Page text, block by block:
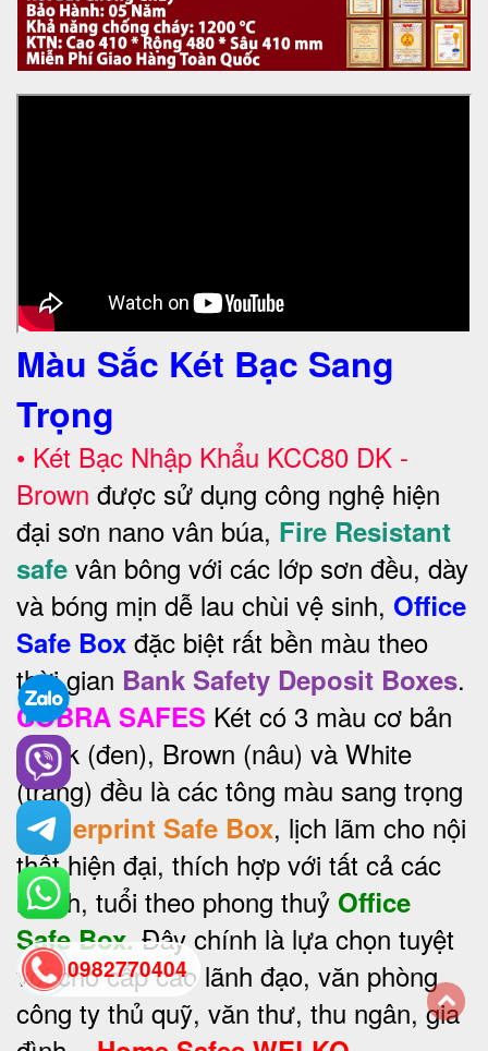
Màu Sắc Két Bạc Sang
Trọng
• Két Bạc Nhập Khẩu KCC80 DK -
Brown được sử dụng công nghệ hiện
đại sơn nano vân búa, Fire Resistant
safe vân bông với các lớp sơn đều, dày
và bóng mịn dễ lau chùi vệ sinh, Office
Safe Box đặc biệt rất bền màu theo
thời gian Bank Safety Deposit Boxes.
COBRA SAFES Két có 3 màu cơ bản
Black (đen), Brown (nâu) và White
(trắng) đều là các tông màu sang trọng
Fingerprint Safe Box, lịch lãm cho nội
thất hiện đại, thích hợp với tất cả các
mệnh, tuổi theo phong thuỷ Office
Safe Box. Đây chính là lựa chọn tuyệt
vời cho cấp cao lãnh đạo, văn phòng
công ty thủ quỹ, văn thư, thu ngân, gia
0982770404
back